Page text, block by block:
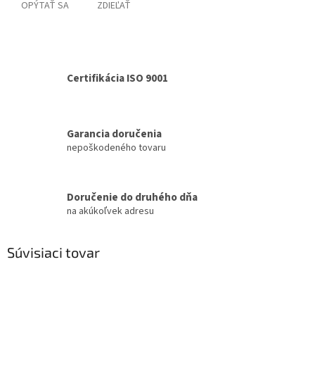
OPÝTAŤ SA ZDIEĽAŤ
Certifikácia ISO 9001
Garancia doručenia
nepoškodeného tovaru
Doručenie do druhého dňa
na akúkoľvek adresu
Súvisiaci tovar